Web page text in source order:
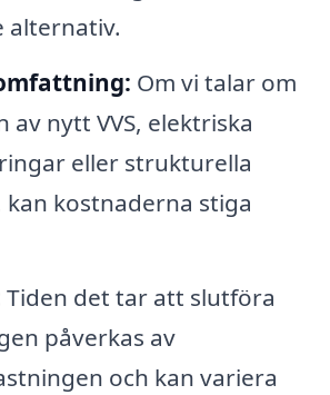
alternativ.
Om vi talar om
av nytt VVS, elektriska
eller strukturella
kan kostnaderna stiga
Tiden det tar att slutföra
påverkas av
och kan variera